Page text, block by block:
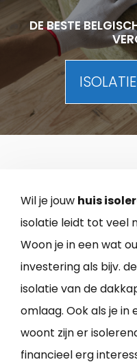
DE BESTE
Wil je jouw huis
isolatie leidt tot veel
Woon je in een wat
investering als bijv.
isolatie van de
omlaag. Ook als je in
woont zijn er
financieel erg